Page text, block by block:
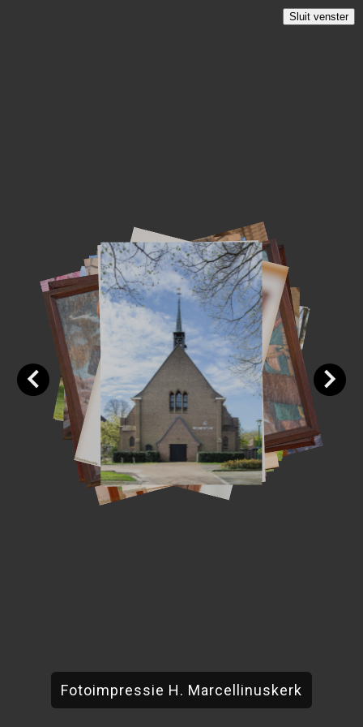
Sluit venster
Fotoimpressie H. Marcellinuskerk